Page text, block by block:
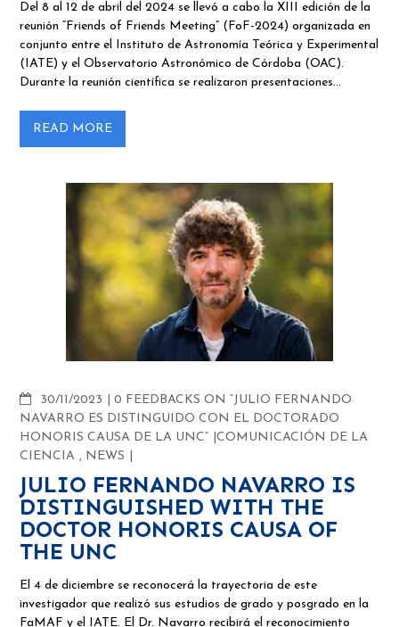
Del 8 al 12 de abril del 2024 se llevó a cabo la XIII edición de la
reunión “Friends of Friends Meeting” (FoF-2024) organizada en
conjunto entre el Instituto de Astronomía Teórica y Experimental
(IATE) y el Observatorio Astronómico de Córdoba (OAC).
Durante la reunión científica se realizaron presentaciones…
READ MORE
30/11/2023 COMMENTS
0 FEEDBACKS ON “JULIO FERNANDO
NAVARRO ES DISTINGUIDO CON EL DOCTORADO
HONORIS CAUSA DE LA UNC”
COMUNICACIÓN DE LA
CIENCIA , NEWS
JULIO FERNANDO NAVARRO IS
DISTINGUISHED WITH THE
DOCTOR HONORIS CAUSA OF
THE UNC
El 4 de diciembre se reconocerá la trayectoria de este
investigador que realizó sus estudios de grado y posgrado en la
FaMAF y el IATE. El Dr. Navarro recibirá el reconocimiento